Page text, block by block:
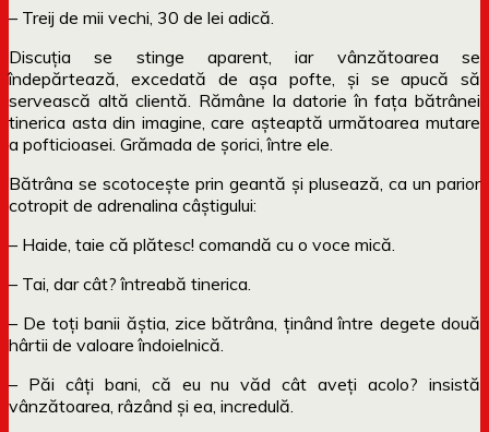
– Treij de mii vechi, 30 de lei adică.
Discuția se stinge aparent, iar vânzătoarea se
îndepărtează, excedată de așa pofte, și se apucă să
servească altă clientă. Rămâne la datorie în fața bătrânei
tinerica asta din imagine, care așteaptă următoarea mutare
a pofticioasei. Grămada de șorici, între ele.
Bătrâna se scotocește prin geantă și plusează, ca un parior
cotropit de adrenalina câștigului:
– Haide, taie că plătesc! comandă cu o voce mică.
– Tai, dar cât? întreabă tinerica.
– De toți banii ăștia, zice bătrâna, ținând între degete două
hârtii de valoare îndoielnică.
– Păi câți bani, că eu nu văd cât aveți acolo? insistă
vânzătoarea, râzând și ea, incredulă.